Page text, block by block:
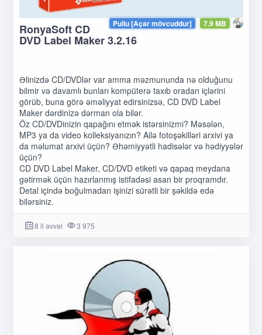
7.9 MB
Pullu [Açar mövcuddur]
RonyaSoft CD
DVD Label Maker 3.2.16
Əlinizdə CD/DVDlər var amma məzmununda nə olduğunu
bilmir və davamlı bunları kompüterə taxıb oradan içlərini
görüb, buna görə əməliyyat edirsinizsə, CD DVD Label
Maker dərdinizə dərman ola bilər.
Öz CD/DVDinizin qapağını etmək istərsinizmi? Məsələn,
MP3 ya da video kolleksiyanızın? Ailə fotoşəkilləri arxivi ya
da məlumat arxivi üçün? Əhəmiyyətli hadisələr və hədiyyələr
üçün?
CD DVD Label Maker, CD/DVD etiketi və qapaq meydana
gətirmək üçün hazırlanmış istifadəsi asan bir proqramdır.
Detal içində boğulmadan işinizi sürətli bir şəkildə edə
bilərsiniz.
8 il əvvəl 3 975